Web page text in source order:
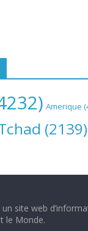
Amerique
(2139)
un site web
le Monde.